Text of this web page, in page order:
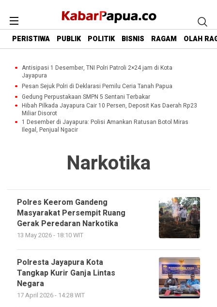
PERISTIWA PUBLIK POLITIK BISNIS RAGAM OLAH
Antisipasi 1 Desember, TNI Polri Patroli 2×24 jam di Kota
Jayapura
Pesan Sejuk Polri di Deklarasi Pemilu Ceria Tanah Papua
Gedung Perpustakaan SMPN 5 Sentani Terbakar
Hibah Pilkada Jayapura Cair 10 Persen, Deposit Kas Daerah Rp23
Miliar Disorot
1 Desember di Jayapura: Polisi Amankan Ratusan Botol Miras
Ilegal, Penjual Ngacir
Narkotika
Polres Keerom Gandeng
Masyarakat Persempit Ruang
Gerak Peredaran Narkotika
13 May 2026 - 18:10 WIT
Polresta Jayapura Kota
Tangkap Kurir Ganja Lintas
Negara
17 April 2026 - 14:28 WIT